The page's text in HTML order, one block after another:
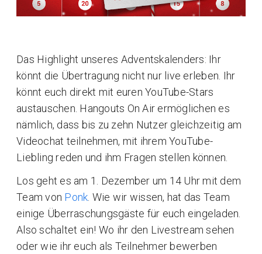
Das Highlight unseres Adventskalenders: Ihr
könnt die Übertragung nicht nur live erleben. Ihr
könnt euch direkt mit euren YouTube-Stars
austauschen. Hangouts On Air ermöglichen es
nämlich, dass bis zu zehn Nutzer gleichzeitig am
Videochat teilnehmen, mit ihrem YouTube-
Liebling reden und ihm Fragen stellen können.
Los geht es am 1. Dezember um 14 Uhr mit dem
Team von Ponk . Wie wir wissen, hat das Team
einige Überraschungsgäste für euch eingeladen.
Also schaltet ein! Wo ihr den Livestream sehen
oder wie ihr euch als Teilnehmer bewerben